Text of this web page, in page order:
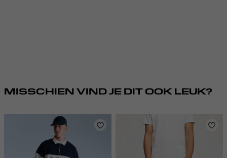
MISSCHIEN VIND JE DIT OOK LEUK?